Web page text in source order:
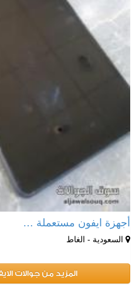
أجهزة ايفون مستعملة …
السعودية - الغاط
المزيد من جوالات